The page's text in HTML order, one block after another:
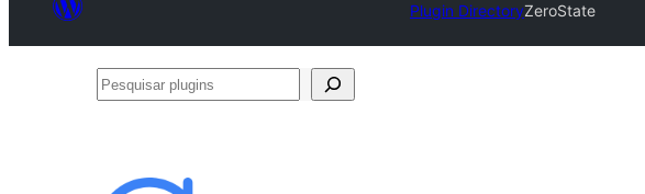
Plugin DirectoryZeroState
Pesquisar